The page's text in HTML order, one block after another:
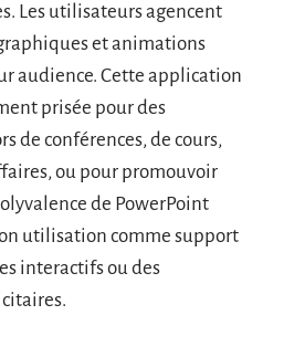
Les utilisateurs agencent
et animations
audience. Cette application
prisée pour des
de conférences, de cours,
ou pour promouvoir
de PowerPoint
utilisation comme support
interactifs ou des